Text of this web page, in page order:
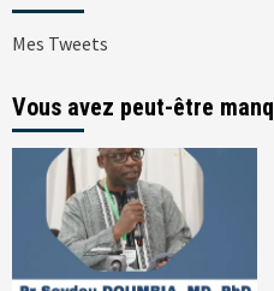
Mes Tweets
Vous avez peut-être